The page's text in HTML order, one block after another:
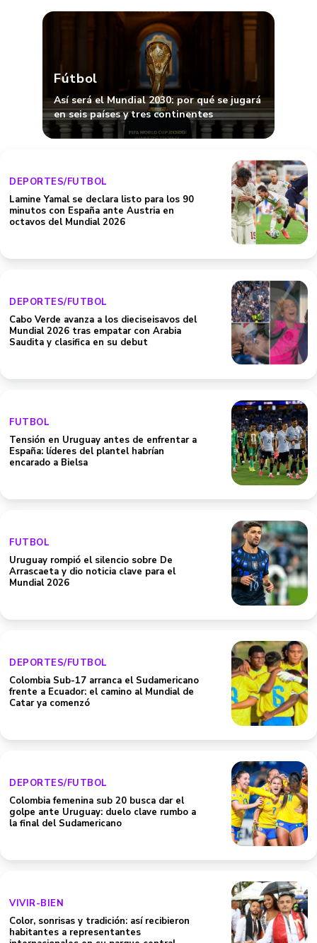
Fútbol
Así será el Mundial 2030: por qué se jugará
en seis países y tres continentes
DEPORTES/FUTBOL
Lamine Yamal se declara listo para los 90
minutos con España ante Austria en
octavos del Mundial 2026
DEPORTES/FUTBOL
Cabo Verde avanza a los dieciseisavos del
Mundial 2026 tras empatar con Arabia
Saudita y clasifica en su debut
FUTBOL
Tensión en Uruguay antes de enfrentar a
España: líderes del plantel habrían
encarado a Bielsa
FUTBOL
Uruguay rompió el silencio sobre De
Arrascaeta y dio noticia clave para el
Mundial 2026
DEPORTES/FUTBOL
Colombia Sub-17 arranca el Sudamericano
frente a Ecuador: el camino al Mundial de
Catar ya comenzó
DEPORTES/FUTBOL
Colombia femenina sub 20 busca dar el
golpe ante Uruguay: duelo clave rumbo a
la final del Sudamericano
VIVIR-BIEN
Color, sonrisas y tradición: así recibieron
habitantes a representantes